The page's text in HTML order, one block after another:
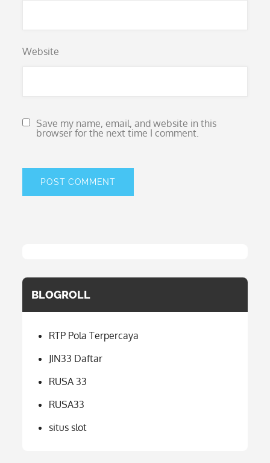
Website
Save my name, email, and website in this
browser for the next time I comment.
BLOGROLL
RTP Pola Terpercaya
JIN33 Daftar
RUSA 33
RUSA33
situs slot